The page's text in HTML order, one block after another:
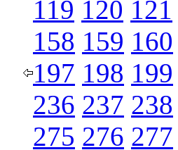
119 120 121
158 159 160
197 198 199
236 237 238
275 276 277